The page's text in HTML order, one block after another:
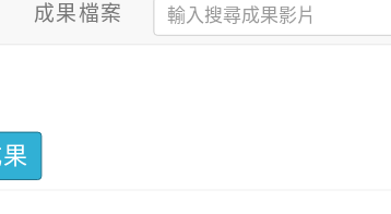
成果檔案